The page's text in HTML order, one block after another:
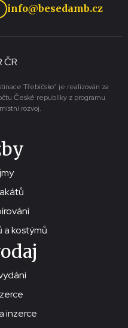
info@besedamb.cz
Třebíčsko“ je realizován za
České republiky z programu
rozvoj.
a kostýmů
inzerce